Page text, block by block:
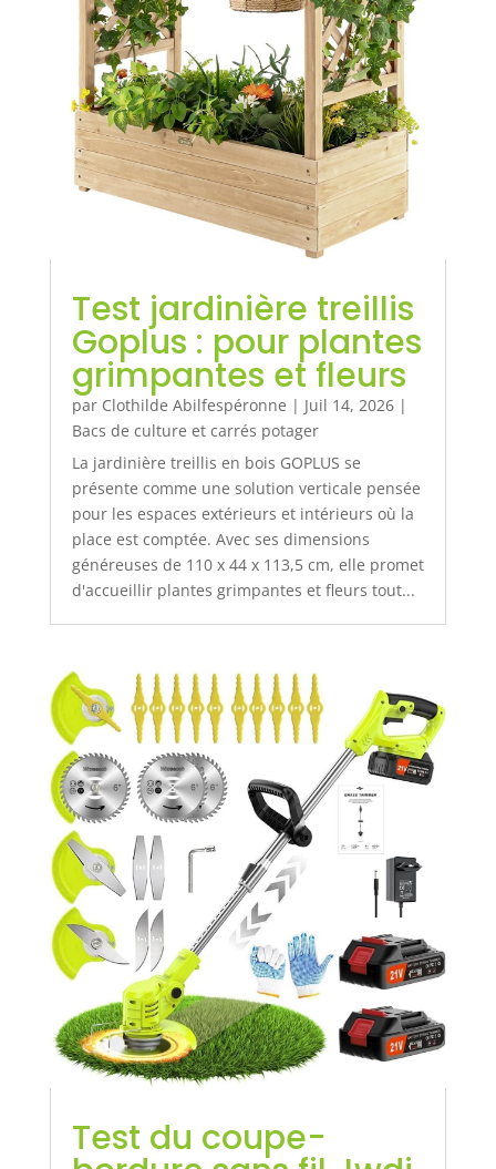
Test jardinière treillis
Goplus : pour plantes
grimpantes et fleurs
par Clothilde Abilfespéronne | Juil 14, 2026|
Bacs de culture et carrés potager
La jardinière treillis en bois GOPLUS se
présente comme une solution verticale pensée
pour les espaces extérieurs et intérieurs où la
place est comptée. Avec ses dimensions
généreuses de 110 x 44 x 113,5 cm, elle promet
d'accueillir plantes grimpantes et fleurs tout...
Test du coupe-